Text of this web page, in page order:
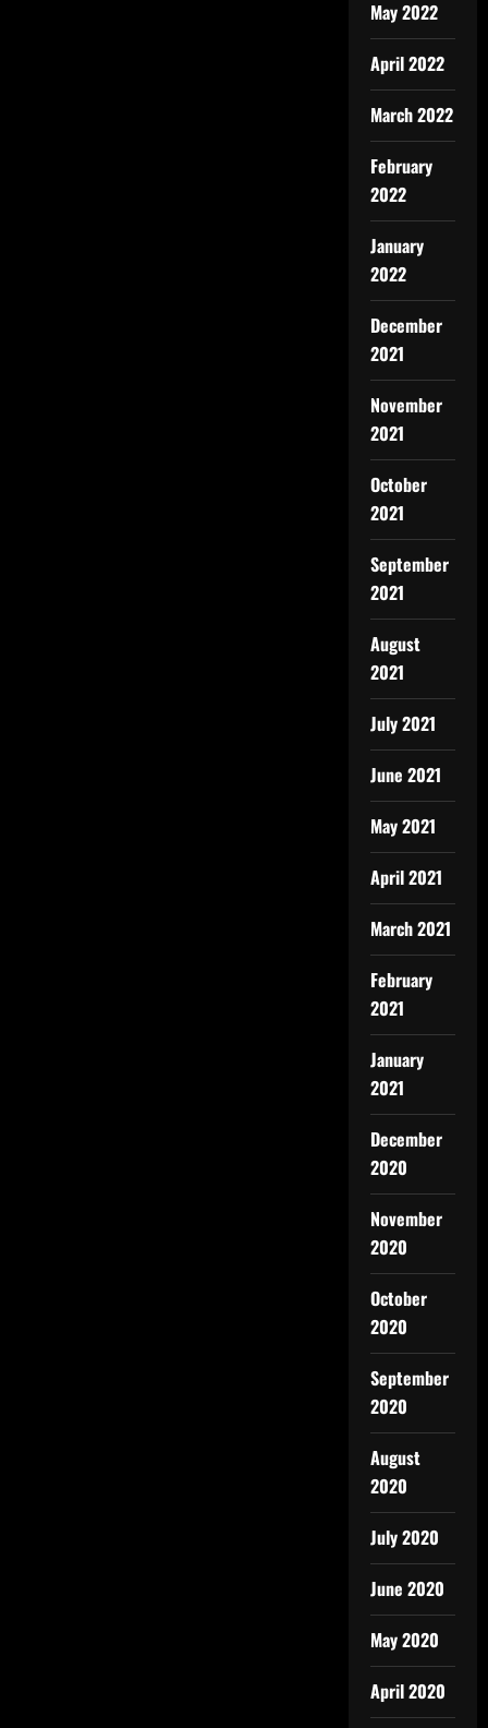
May 2022
April 2022
March 2022
February
2022
January
2022
December
2021
November
2021
October
2021
September
2021
August
2021
July 2021
June 2021
May 2021
April 2021
March 2021
February
2021
January
2021
December
2020
November
2020
October
2020
September
2020
August
2020
July 2020
June 2020
May 2020
April 2020